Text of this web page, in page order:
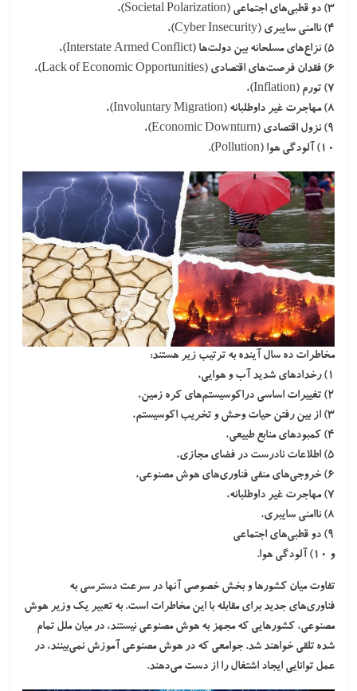
۳) دو قطبی‌های اجتماعی (Societal Polarization)،
۴) ناامنی سایبری (Cyber Insecurity)،
۵) نزاع‌های مسلحانه بین دولت‌ها (Interstate Armed Conflict)،
۶) فقدان فرصت‌های اقتصادی (Lack of Economic Opportunities)،
۷) تورم (Inflation)،
۸) مهاجرت غیر داوطلبانه (Involuntary Migration)،
۹) نزول اقتصادی (Economic Downturn)،
۱۰) آلودگی هوا (Pollution).
مخاطرات ده سال آیندهبه ترتیب زیر هستند:
۱) رخدادهای شدید آب و هوایی،
۲) تغییرات اساسی دراکوسیستم‌های کره زمین،
۳) از بین رفتن حیات وحش و تخریب اکوسیستم،
۴) کمبودهای منابع طبیعی،
۵) اطلاعات نادرست در فضای مجازی،
۶) خروجی‌های منفی فناوری‌های هوش مصنوعی،
۷) مهاجرت غیر داوطلبانه،
۸) ناامنی سایبری،
۹) دو قطبی‌های اجتماعی
و ۱۰) آلودگی هوا.
تفاوت میان کشورها و بخش خصوصی آنها در سرعت دسترسی به
فناوری‌های جدید برای مقابله با این مخاطرات است. به تعبیر یک وزیر هوش
مصنوعی، کشورهایی که مجهز به هوش مصنوعی نیستند، در میان ملل تمام
شده تلقی خواهند شد. جوامعی که در هوش مصنوعی آموزش نمی‌بینند، در
عمل توانایی ایجاد اشتغال را از دست می‌دهند.